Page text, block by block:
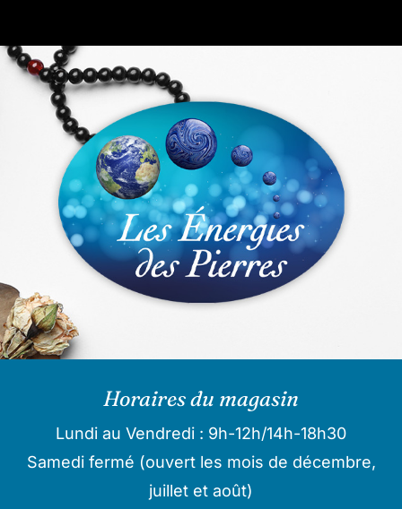
Horaires du magasin
Lundi au Vendredi : 9h-12h/14h-18h30
Samedi fermé (ouvert les mois de décembre,
juillet et août)